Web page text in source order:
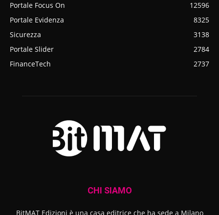
Portale Focus On
12596
Portale Evidenza
8325
Sicurezza
3138
Portale Slider
2784
FinanceTech
2737
CHI SIAMO
BitMAT Edizioni è una casa editrice che ha sede a Milano